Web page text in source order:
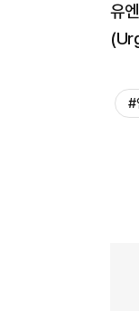
유
#